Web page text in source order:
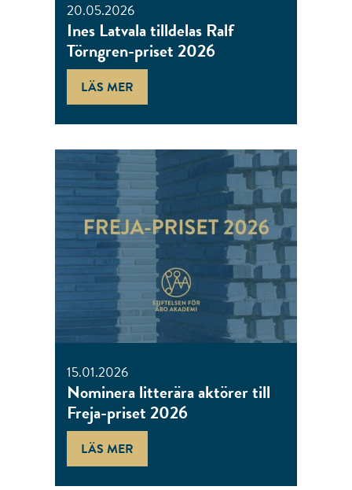
20.05.2026
Ines Latvala tilldelas Ralf
Törngren-priset 2026
LÄS MER
15.01.2026
Nominera litterära aktörer till
Freja-priset 2026
LÄS MER